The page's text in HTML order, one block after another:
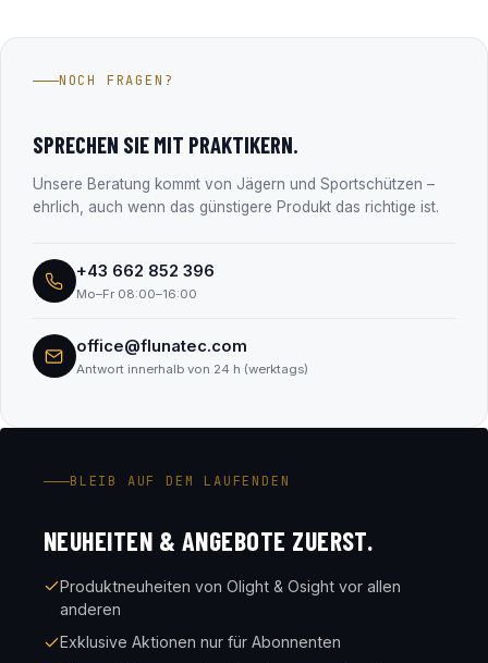
Hersteller des Fluna Gun Coating Systems und seit über 15
Salzburg). Alle Unternehmensdaten findest du transparent
NOCH FRAGEN?
SPRECHEN SIE MIT PRAKTIKERN.
Unsere Beratung kommt von Jägern und Sportschützen –
ehrlich, auch wenn das günstigere Produkt das richtige ist.
+43 662 852 396
Mo–Fr 08:00–16:00
office@flunatec.com
Antwort innerhalb von 24 h (werktags)
BLEIB AUF DEM LAUFENDEN
NEUHEITEN & ANGEBOTE ZUERST.
Produktneuheiten von Olight & Osight vor allen
anderen
Exklusive Aktionen nur für Abonnenten